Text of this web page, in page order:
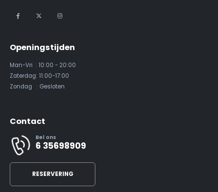
Openingstijden
Man-Vri : 10:00 - 20:00
Zaterdag: 11:00-17:00
Zondag : Gesloten
Contact
Bel ons
6 35698909
RESERVERING